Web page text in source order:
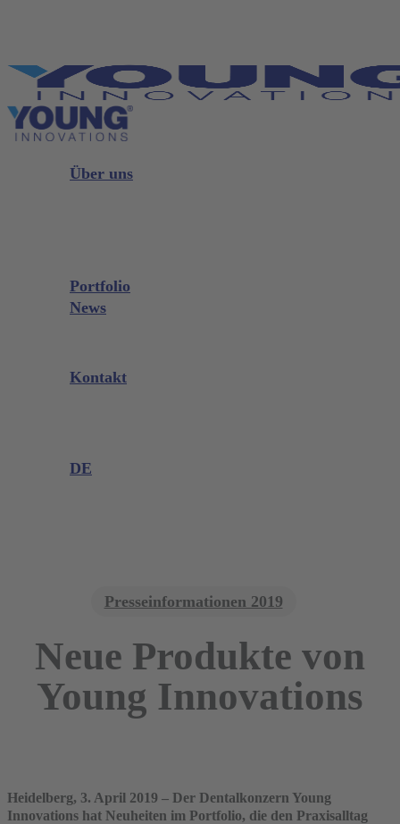
content
Über uns
Vorstand
Portfolio
News
Messen & Events
Kontakt
Produktreklamation
DE
Presseinformationen 2019
Neue Produkte von
Young Innovations
Heidelberg, 3. April 2019 – Der Dentalkonzern Young
Innovations hat Neuheiten im Portfolio, die den Praxisalltag